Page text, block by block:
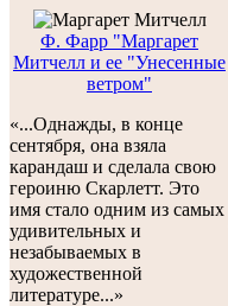
Ф. Фарр "Маргарет
Митчелл и ее "Унесенные
ветром"
«...Однажды, в конце
сентября, она взяла
карандаш и сделала свою
героиню Скарлетт. Это
имя стало одним из самых
удивительных и
незабываемых в
художественной
литературе...»